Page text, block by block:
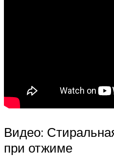
Видео:
при отжиме